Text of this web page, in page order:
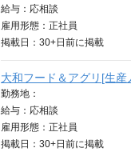
給与： 応相談
雇用形態：正社員
掲載日： 30+日 前に掲載
大和フード＆アグリ[生産
勤務地：
給与： 応相談
雇用形態：正社員
掲載日： 30+日 前に掲載